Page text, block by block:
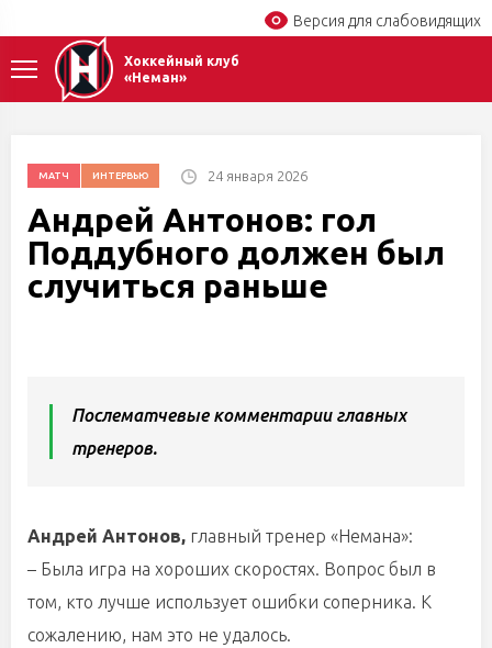
Версия для слабовидящих
Хоккейный клуб
«Неман»
МАТЧ ИНТЕРВЬЮ 24 января 2026
Андрей Антонов: гол
Поддубного должен был
случиться раньше
Послематчевые комментарии главных
тренеров.
Андрей Антонов, главный тренер «Немана»:
– Была игра на хороших скоростях. Вопрос был в
том, кто лучше использует ошибки соперника. К
сожалению, нам это не удалось.